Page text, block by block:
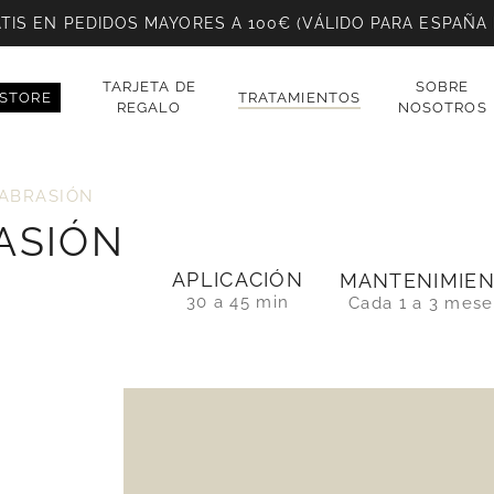
EN PEDIDOS MAYORES A 100€ (VÁLIDO PARA
TARJETA DE
REGALO
TRATAMIENTOS
SOBRE
NOSOTROS
APLICACIÓN
30 a 45 min Cada 1 a 3